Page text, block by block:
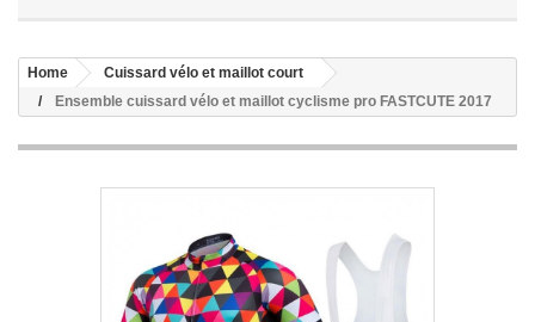
Home
Cuissard vélo et maillot court
Ensemble cuissard vélo et maillot cyclisme pro FASTCUTE 2017